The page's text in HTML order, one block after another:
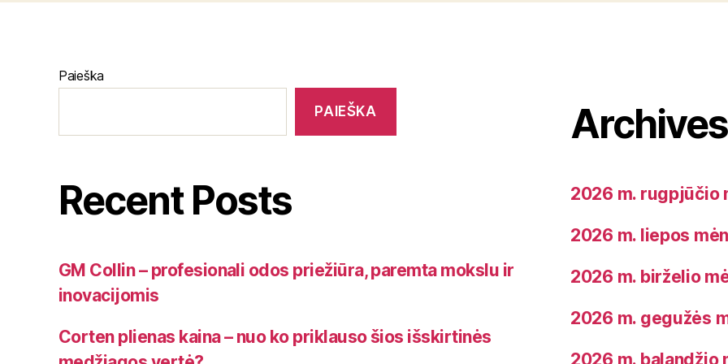
Paieška
PAIEŠKA
Recent Posts
GM Collin – profesionali odos priežiūra, paremta mokslu ir
inovacijomis
Corten plienas kaina – nuo ko priklauso šios išskirtinės
Archives
2026 m. rugpjūčio
2026 m. liepos
2026 m. birželio
2026 m. gegužės
2026 m. balandžio